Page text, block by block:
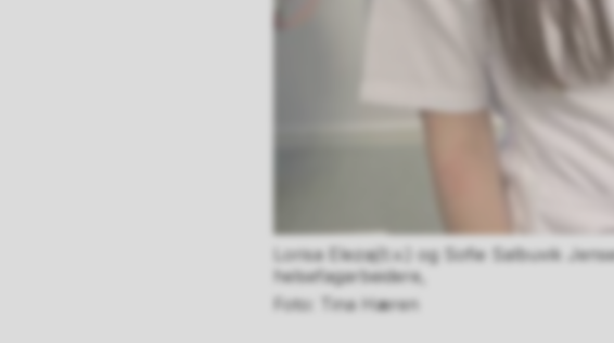
Lorisa Elezaj(t.v.) og Sofie Salbuvik
helsefagarbeidere,
Tina Hæren